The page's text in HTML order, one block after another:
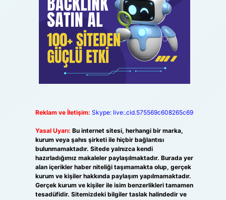
Reklam ve İletişim: Skype: live:.cid.575569c608265c69
Yasal Uyarı: Bu internet sitesi, herhangi bir marka,
kurum veya şahıs şirketi ile hiçbir bağlantısı
bulunmamaktadır. Sitede yalnızca kendi
hazırladığımız makaleler paylaşılmaktadır. Burada yer
alan içerikler haber niteliği taşımamakta olup, gerçek
kurum ve kişiler hakkında paylaşım yapılmamaktadır.
Gerçek kurum ve kişiler ile isim benzerlikleri tamamen
tesadüfidir. Sitemizdeki bilgiler taslak halindedir ve